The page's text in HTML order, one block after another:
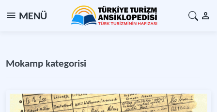
MENÜ
Mokamp kategorisi